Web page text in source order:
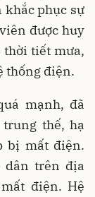
phục sự
được huy
thời tiết mưa,
thống điện.
mạnh, đã
thế, hạ
bị mất điện.
dân trên địa
điện. Hệ